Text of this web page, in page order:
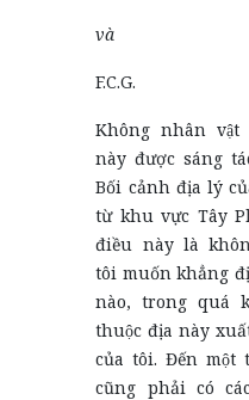
và
F.C.G.
Không nhân
này được sáng
Bối cảnh địa lý
từ khu vực Tây
điều này là
tôi muốn khẳng
nào, trong quá
thuộc địa này
của tôi. Đến một
cũng phải có